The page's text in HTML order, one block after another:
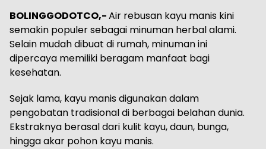
BOLINGGODOTCO,-Air rebusan kayu manis kini
semakin populer sebagai minuman herbal alami.
Selain mudah dibuat di rumah, minuman ini
dipercaya memiliki beragam manfaat bagi
kesehatan.
Sejak lama, kayu manis digunakan dalam
pengobatan tradisional di berbagai belahan dunia.
Ekstraknya berasal dari kulit kayu, daun, bunga,
hingga akar pohon kayu manis.